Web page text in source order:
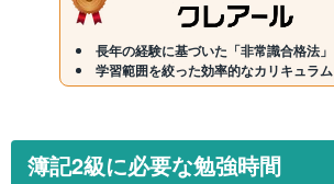
長年の経験に基づいた「非常識合格法」
学習範囲を絞った効率的なカリキュラム
簿記2級に必要な勉強時間